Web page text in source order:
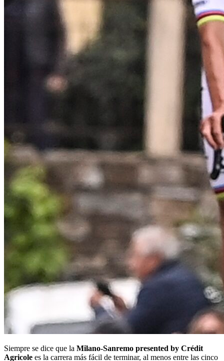
Siempre se dice que la Milano-Sanremo presented by Crédit
Agricole es la carrera más fácil de terminar, al menos entre las cinco